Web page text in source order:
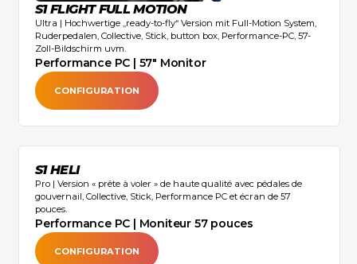
S1 FLIGHT FULL MOTION
Ultra | Hochwertige „ready-to-fly“ Version mit Full-Motion System,
Ruderpedalen, Collective, Stick, button box, Performance-PC, 57-
Zoll-Bildschirm uvm.
Performance PC | 57" Monitor
CONFIGURATION
S1 HELI
Pro | Version « prête à voler » de haute qualité avec pédales de
gouvernail, Collective, Stick, Performance PC et écran de 57
pouces. ‍
Performance PC | Moniteur 57 pouces
CONFIGURATION